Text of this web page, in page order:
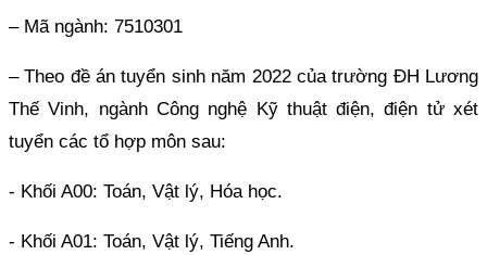
– Mã ngành: 7510301
– Theo đề án tuyển sinh năm 2022 của trường ĐH Lương
Thế Vinh, ngành Công nghệ Kỹ thuật điện, điện tử xét
tuyển các tổ hợp môn sau:
- Khối A00: Toán, Vật lý, Hóa học.
- Khối A01: Toán, Vật lý, Tiếng Anh.